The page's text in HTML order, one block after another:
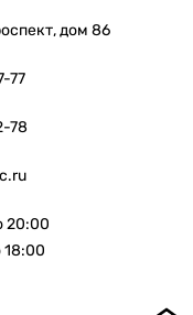
дом 86
77
78
20:00
18:00